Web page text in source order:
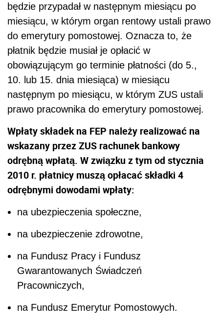
będzie przypadał w następnym miesiącu po
miesiącu, w którym organ rentowy ustali prawo
do emerytury pomostowej. Oznacza to, że
płatnik będzie musiał je opłacić w
obowiązującym go terminie płatności (do 5.,
10. lub 15. dnia miesiąca) w miesiącu
następnym po miesiącu, w którym ZUS ustali
prawo pracownika do emerytury pomostowej.
Wpłaty składek na FEP należy realizować na
wskazany przez ZUS rachunek bankowy
odrębną wpłatą. W związku z tym od stycznia
2010 r. płatnicy muszą opłacać składki 4
odrębnymi dowodami wpłaty:
na ubezpieczenia społeczne,
na ubezpieczenie zdrowotne,
na Fundusz Pracy i Fundusz
Gwarantowanych Świadczeń
Pracowniczych,
na Fundusz Emerytur Pomostowych.